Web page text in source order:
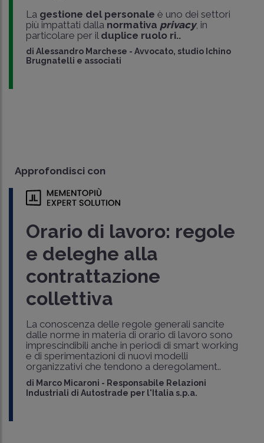
La gestione del personale è uno dei settori
più impattati dalla normativa privacy, in
particolare per il duplice ruolo ri..
di Alessandro Marchese - Avvocato, studio Ichino
Brugnatelli e associati
Approfondisci con
Orario di lavoro: regole
e deleghe alla
contrattazione
collettiva
La conoscenza delle regole generali sancite
dalle norme in materia di orario di lavoro sono
imprescindibili anche in periodi di smart working
e di sperimentazioni di nuovi modelli
organizzativi che tendono a deregolament..
di Marco Micaroni - Responsabile Relazioni
Industriali di Autostrade per l'Italia s.p.a.